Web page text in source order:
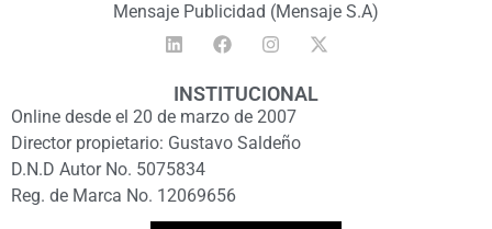
Mensaje Publicidad (Mensaje S.A)
INSTITUCIONAL
Online desde el 20 de marzo de 2007
Director propietario: Gustavo Saldeño
D.N.D Autor No. 5075834
Reg. de Marca No. 12069656